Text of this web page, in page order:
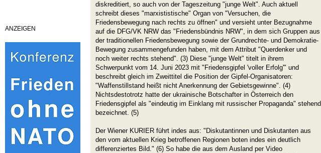
ANZEIGEN
diskreditiert, so auch von der Tageszeitung "junge Welt". Auch aktuell
schreibt dieses "marxististische" Organ von "Versuchen, die
Friedensbewegung nach rechts zu öffnen" und versieht unter Bezugnahme
auf die DFG/VK NRW das "Friedensbündnis NRW", in dem sich Gruppen aus
der traditionellen Friedensbewegung sowie der Grundrechte- und Demokratie-
Bewegung zusammengefunden haben, mit dem Attribut "Querdenker und
noch weiter rechts stehend". (3) Diese "junge Welt" titelt in ihrem
Schwerpunkt vom 14. Juni 2023 mit "Friedensgipfel 'voller Erfolg'" und
beschreibt gleich im Zweittitel die Position der Gipfel-Organisatoren:
"Waffenstillstand heißt nicht Anerkennung der Gebietsgewinne". (4)
Nichtsdestotrotz hatte der ukrainische Botschafter in Österreich den
Friedensgipfel als "eindeutig im Einklang mit russischer Propaganda" stehend
bezeichnet. (5)
Der Wiener KURIER führt indes aus: "Diskutantinnen und Diskutanten aus
den vom aktuellen Krieg betroffenen Regionen boten indes ein deutlich
differenziertes Bild." (6) So habe die aus dem Ausland per Video